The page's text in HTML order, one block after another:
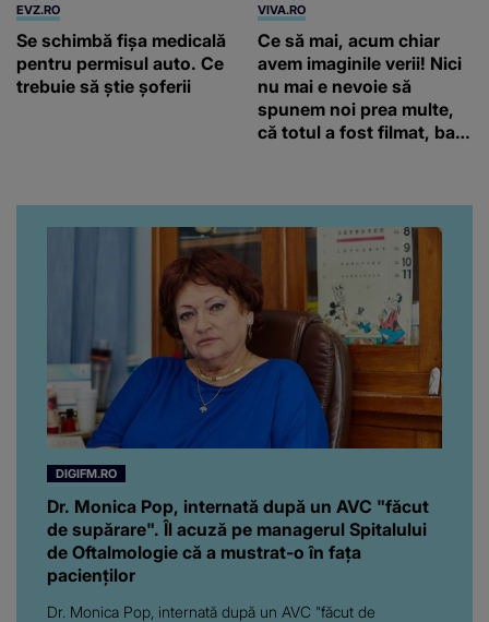
EVZ.RO
Se schimbă fișa medicală
pentru permisul auto. Ce
trebuie să știe șoferii
VIVA.RO
Ce să mai, acum chiar
avem imaginile verii! Nici
nu mai e nevoie să
spunem noi prea multe,
că totul a fost filmat, ba
da, frumoasa iubită a lui
Florin Ristei e...
DIGIFM.RO
Dr. Monica Pop, internată după un AVC "făcut
de supărare". Îl acuză pe managerul Spitalului
de Oftalmologie că a mustrat-o în fața
pacienților
Dr. Monica Pop, internată după un AVC "făcut de